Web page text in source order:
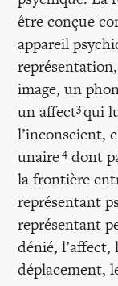
être conçue
appareil
image, un
un affect3qui
l’inconscient,
unaire4 dont
la frontière
représentant
représentant
dénié, l’affect,
déplacement,